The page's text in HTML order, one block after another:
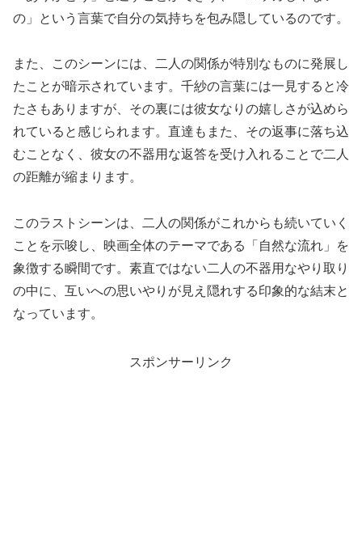
の」という言葉で自分の気持ちを包み隠しているのです。
また、このシーンには、二人の関係が特別なものに発展し
たことが暗示されています。千紗の言葉には一見すると冷
たさもありますが、その裏には彼女なりの嬉しさが込めら
れていると感じられます。直達もまた、その返事に落ち込
むことなく、彼女の不器用な返答を受け入れることで二人
の距離が縮まります。
このラストシーンは、二人の関係がこれからも続いていく
ことを示唆し、映画全体のテーマである「自然な流れ」を
象徴する瞬間です。素直ではない二人の不器用なやり取り
の中に、互いへの思いやりが見え隠れする印象的な結末と
なっています。
スポンサーリンク